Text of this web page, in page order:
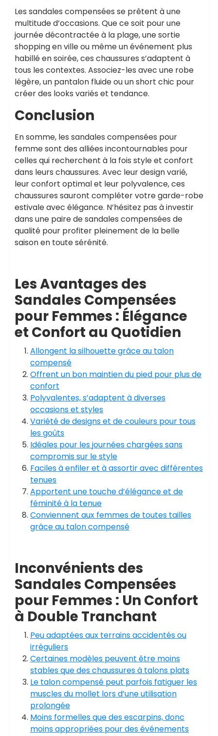
Les sandales compensées se prêtent à une
multitude d’occasions. Que ce soit pour une
journée décontractée à la plage, une sortie
shopping en ville ou même un événement plus
habillé en soirée, ces chaussures s’adaptent à
tous les contextes. Associez-les avec une robe
légère, un pantalon fluide ou un short chic pour
créer des looks variés et tendance.
Conclusion
En somme, les sandales compensées pour
femme sont des alliées incontournables pour
celles qui recherchent à la fois style et confort
dans leurs chaussures. Avec leur design varié,
leur confort optimal et leur polyvalence, ces
chaussures sauront compléter votre garde-robe
estivale avec élégance. N’hésitez pas à investir
dans une paire de sandales compensées de
qualité pour profiter pleinement de la belle
saison en toute sérénité.
Les Avantages des
Sandales Compensées
pour Femmes : Élégance
et Confort au Quotidien
Allongent la silhouette grâce au talon
compensé
Offrent un bon maintien du pied pour plus de
confort
Polyvalentes, s’adaptent à diverses
occasions et styles
Variété de designs et de couleurs pour tous
les goûts
Idéales pour les journées chargées sans
compromis sur le style
Faciles à enfiler et à assortir avec différentes
tenues
Apportent une touche d’élégance et de
féminité à la tenue
Conviennent aux femmes de toutes tailles
grâce au talon compensé
Inconvénients des
Sandales Compensées
pour Femmes : Un Confort
à Double Tranchant
Peu adaptées aux terrains accidentés ou
irréguliers
Certaines modèles peuvent être moins
stables que des chaussures à talons plats
Le talon compensé peut parfois fatiguer les
muscles du mollet lors d’une utilisation
prolongée
Moins formelles que des escarpins, donc
moins appropriées pour des événements